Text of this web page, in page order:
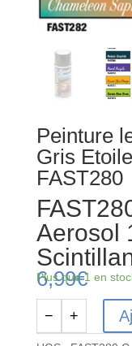
Peinture
Gris
FAST280
Aerosol
6,99€
Plus que 1 en
de
− +